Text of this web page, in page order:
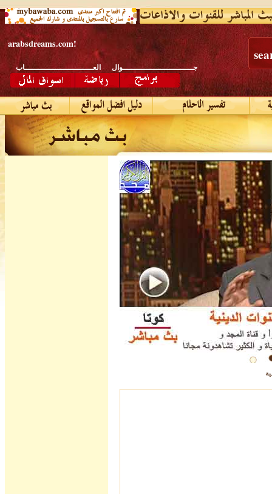
arabsdreams.com!
العــــــــــــــــــــــــــــاب
جـــــــــــــــــــــــــــــوال
افـــــــــــــــــــــــــــــلام